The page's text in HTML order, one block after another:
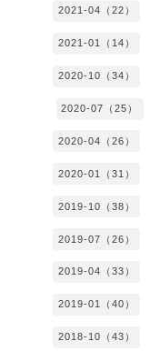
2021-04（22）
2021-01（14）
2020-10（34）
2020-07（25）
2020-04（26）
2020-01（31）
2019-10（38）
2019-07（26）
2019-04（33）
2019-01（40）
2018-10（43）